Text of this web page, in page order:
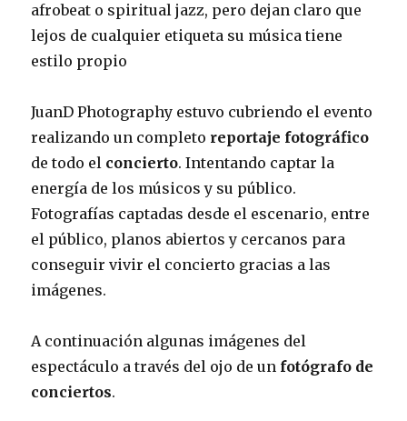
afrobeat o spiritual jazz, pero dejan claro que
lejos de cualquier etiqueta su música tiene
estilo propio
JuanD Photography estuvo cubriendo el evento
realizando un completo reportaje fotográfico
de todo el concierto. Intentando captar la
energía de los músicos y su público.
Fotografías captadas desde el escenario, entre
el público, planos abiertos y cercanos para
conseguir vivir el concierto gracias a las
imágenes.
A continuación algunas imágenes del
espectáculo a través del ojo de un fotógrafo de
conciertos.